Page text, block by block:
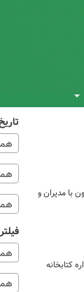
با مدیران و
کتابخانه